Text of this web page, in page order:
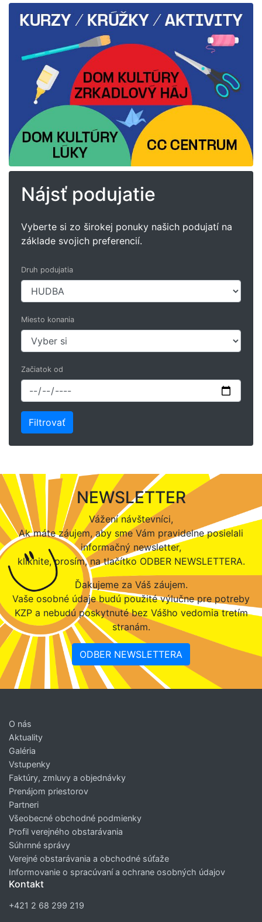
Nájsť podujatie
Vyberte si zo širokej ponuky našich podujatí na
základe svojich preferencií.
Druh podujatia
Miesto konania
Začiatok od
NEWSLETTER
Vážení návštevníci,
Ak máte záujem, aby sme Vám pravidelne posielali
informačný newsletter,
kliknite, prosím, na tlačítko ODBER NEWSLETTERA.
Ďakujeme za Váš záujem.
Vaše osobné údaje budú použité výlučne pre potreby
KZP a nebudú poskytnuté bez Vášho vedomia tretím
stranám.
ODBER NEWSLETTERA
O nás
Aktuality
Galéria
Vstupenky
Faktúry, zmluvy a objednávky
Prenájom priestorov
Partneri
Všeobecné obchodné podmienky
Profil verejného obstarávania
Súhrnné správy
Verejné obstarávania a obchodné súťaže
Informovanie o spracúvaní a ochrane osobných údajov
Kontakt
+421 2 68 299 219